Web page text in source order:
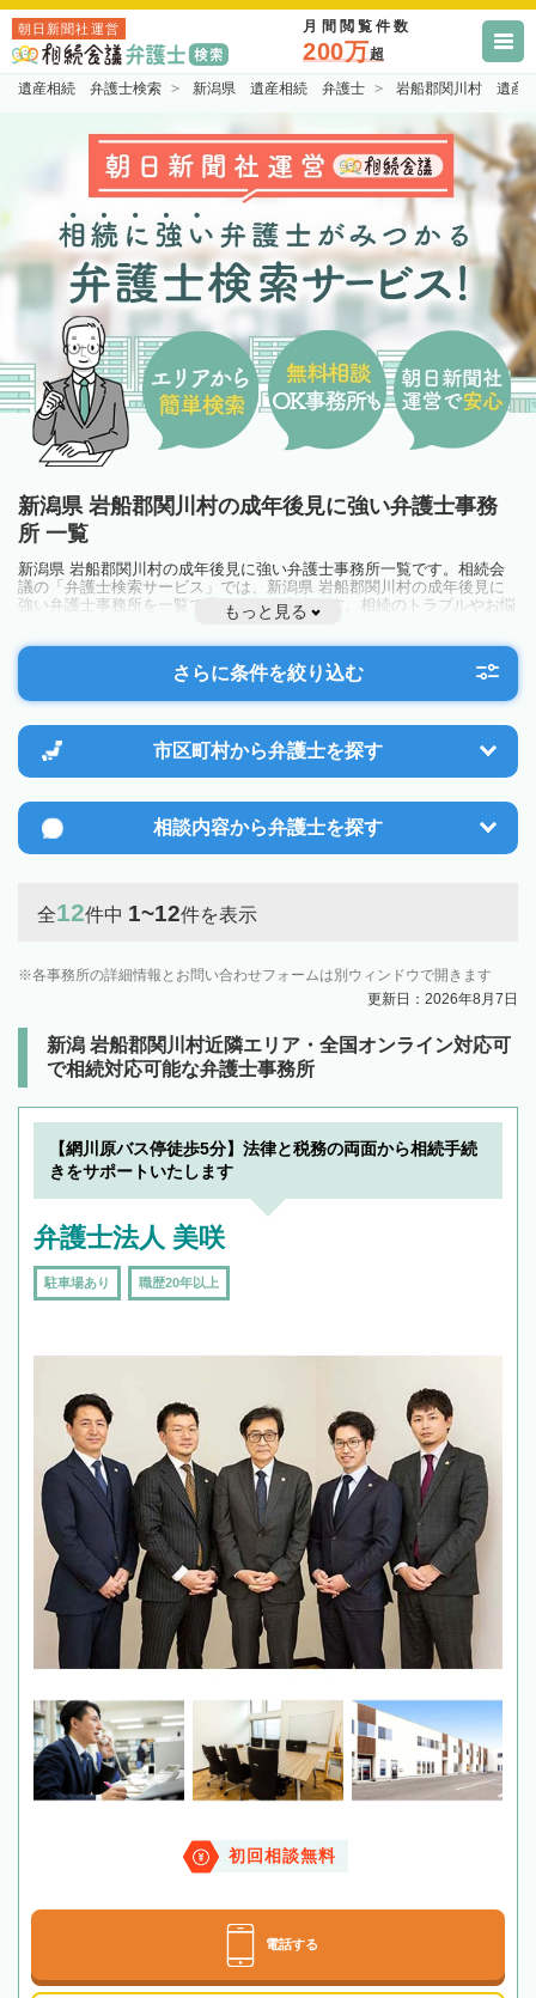
朝日新聞社運営 月間閲覧件数
200万超
遺産相続 弁護士検索 新潟県 遺産相続 弁護士 岩船郡関川村 遺産
新潟県 岩船郡関川村の成年後見に強い弁護士事務
所 一覧
新潟県 岩船郡関川村の成年後見に強い弁護士事務所一覧です。相続会
議の「弁護士検索サービス」では、新潟県 岩船郡関川村の成年後見に
強い弁護士事務所を一覧で見ることが出来ます。相続のトラブルやお悩
みを抱えている方は一度近隣の弁護士に相談してみましょう。
もっと見る
さらに条件を絞り込む
市区町村から弁護士を探す
相談内容から弁護士を探す
全12件中 1~12件を表示
各事務所の詳細情報とお問い合わせフォームは別ウィンドウで開きます
更新日：2026年8月7日
新潟 岩船郡関川村近隣エリア・全国オンライン対応可
で相続対応可能な弁護士事務所
【網川原バス停徒歩5分】法律と税務の両面から相続手続
きをサポートいたします
弁護士法人 美咲
駐車場あり 職歴20年以上
初回相談無料
電話する